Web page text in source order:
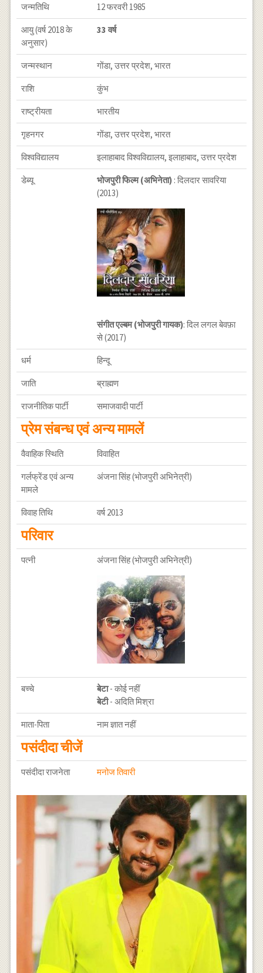
जन्मतिथि 12 फरवरी 1985
आयु (वर्ष 2018 के
अनुसार)
33 वर्ष
जन्मस्थान गोंडा, उत्तर प्रदेश, भारत
राशि कुंभ
राष्ट्रीयता भारतीय
गृहनगर गोंडा, उत्तर प्रदेश, भारत
विश्वविद्यालय इलाहाबाद विश्वविद्यालय, इलाहाबाद, उत्तर प्रदेश
डेब्यू भोजपुरी फिल्म (अभिनेता): दिलदार सावरिया
(2013)
संगीत एल्बम (भोजपुरी गायक): दिल लगल बेवफ़ा
से (2017)
धर्म हिन्दू
जाति ब्राह्मण
राजनीतिक पार्टी समाजवादी पार्टी
प्रेम संबन्ध एवं अन्य मामलें
वैवाहिक स्थिति विवाहित
गर्लफ्रेंड एवं अन्य
मामले
अंजना सिंह (भोजपुरी अभिनेत्री)
विवाह तिथि वर्ष 2013
परिवार
पत्नी अंजना सिंह (भोजपुरी अभिनेत्री)
बच्चे बेटा- कोई नहीं
बेटी- अदिति मिश्रा
माता-पिता नाम ज्ञात नहीं
पसंदीदा चीजें
पसंदीदा राजनेता मनोज तिवारी